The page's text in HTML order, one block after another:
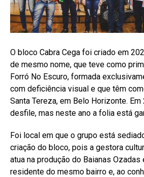
O bloco Cabra Cega foi criado em
de mesmo nome, que teve como
Forró No Escuro, formada
com deficiência visual e que têm
Santa Tereza, em Belo Horizonte.
desfile, mas neste ano a folia está
Foi local em que o grupo está
criação do bloco, pois a gestora
atua na produção do Baianas Ozadas
residente do mesmo bairro e, ao